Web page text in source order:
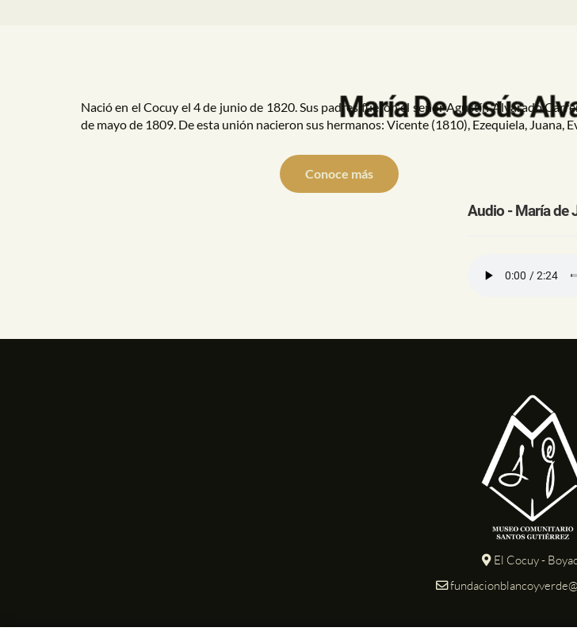
María De Jesús
Nació en el Cocuy el 4 de junio de 1820. Sus padres fueron el señor Agustín Alvarado
de mayo de 1809. De esta unión nacieron sus hermanos: Vicente (1810), Ezequiela, Juana,
Conoce más
Audio - María de
El Cocuy -